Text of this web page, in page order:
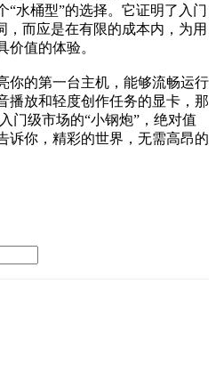
“水桶型”的选择。它证明了入门
，而应是在有限的成本内，为用
价值的体验。
你的第一台主机，能够流畅运行
播放和轻度创作任务的显卡，那
门级市场的“小钢炮”，绝对值
诉你，精彩的世界，无需高昂的